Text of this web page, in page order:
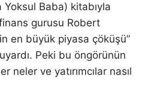
Baba) kitabıyla
gurusu Robert
en büyük piyasa çöküşü”
Peki bu öngörünün
neler ve yatırımcılar nasıl